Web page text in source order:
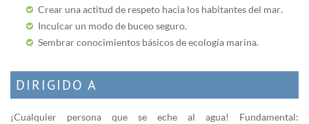
Crear una actitud de respeto hacia los habitantes del mar.
Inculcar un modo de buceo seguro.
Sembrar conocimientos básicos de ecología marina.
DIRIGIDO A
¡Cualquier persona que se eche al agua! Fundamental: